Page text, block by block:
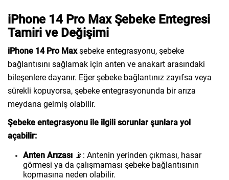
iPhone 14 Pro Max Şebeke Entegresi
Tamiri ve Değişimi
iPhone 14 Pro Maxşebeke entegrasyonu, şebeke
bağlantısını sağlamak için anten ve anakart arasındaki
bileşenlere dayanır. Eğer şebeke bağlantınız zayıfsa veya
sürekli kopuyorsa, şebeke entegrasyonunda bir arıza
meydana gelmiş olabilir.
Şebeke entegrasyonu ile ilgili sorunlar şunlara yol
açabilir:
Anten Arızası 📡: Antenin yerinden çıkması, hasar
görmesi ya da çalışmaması şebeke bağlantısının
kopmasına neden olabilir.